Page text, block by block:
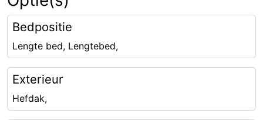
Bedpositie
Lengte bed, Lengtebed,
Exterieur
Hefdak,